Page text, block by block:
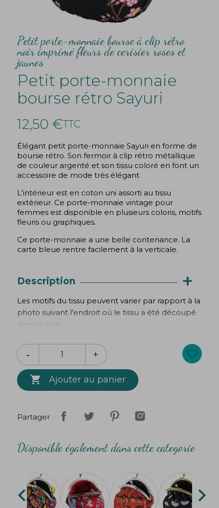
Petit porte-monnaie bourse à clip rétro
noir imprimé fleurs de cerisier roses et
jaunes
Petit porte-monnaie
bourse rétro Sayuri
12,50 €TTC
Élégant petit porte-monnaie Sayuri en forme de
bourse rétro. Son fermoir à clip rétro métallique
de couleur argenté et son tissu coloré en font un
accessoire de mode très élégant
L'intérieur est en coton uni assorti au tissu
extérieur. Ce porte-monnaie vintage pour
femmes est disponible en plusieurs coloris, motifs
fleuris ou graphiques.
Ce porte-monnaie a une belle contenance. La
carte bleue rentre facilement à la verticale.
Description +
Les motifs du tissu peuvent varier par rapport à la
photo suivant l'endroit où le tissu a été découpé
dans la laize.
100% coton doublé.
Hauteur 10 cm
épaisseur du fond : 8 cm
Création Bibop Lula
 Ajouter au panier
favorite_border
Partager
Disponible également dans cette categorie
 